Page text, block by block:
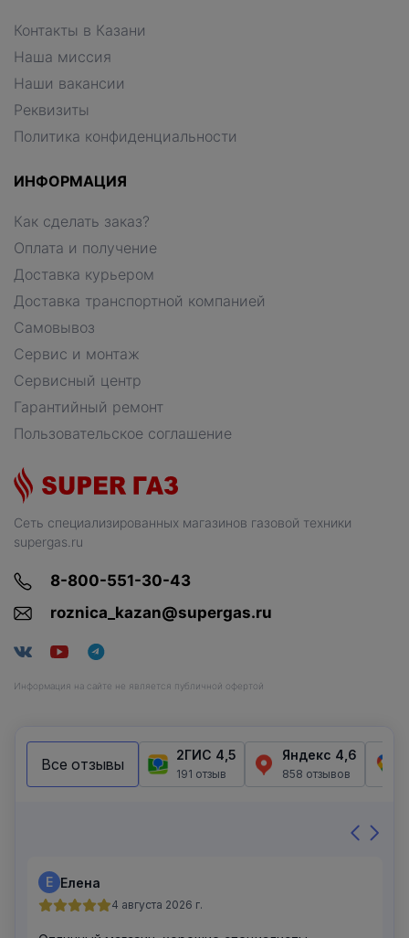
Сеть специализированных магазинов газовой техники
supergas.ru
8-800-551-30-43
roznica_kazan@supergas.ru
Информация на сайте не является публичной офертой
Контакты в Казани
Наша миссия
Наши вакансии
Реквизиты
Политика конфиденциальности
ИНФОРМАЦИЯ
Как сделать заказ?
Оплата и получение
Доставка курьером
Доставка транспортной компанией
Самовывоз
Сервис и монтаж
Сервисный центр
Гарантийный ремонт
Пользовательское соглашение